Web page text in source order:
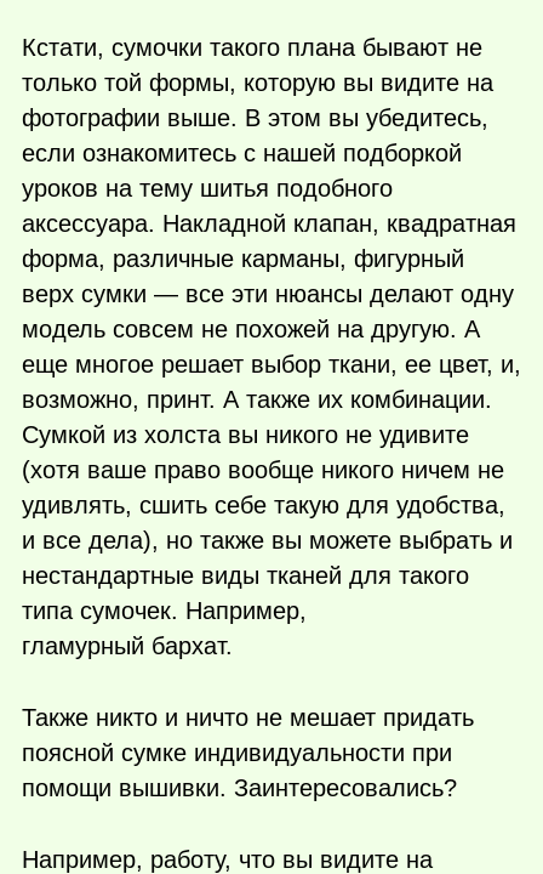
Кстати, сумочки такого плана бывают не
только той формы, которую вы видите на
фотографии выше. В этом вы убедитесь,
если ознакомитесь с нашей подборкой
уроков на тему шитья подобного
аксессуара. Накладной клапан, квадратная
форма, различные карманы, фигурный
верх сумки — все эти нюансы делают одну
модель совсем не похожей на другую. А
еще многое решает выбор ткани, ее цвет, и,
возможно, принт. А также их комбинации.
Сумкой из холста вы никого не удивите
(хотя ваше право вообще никого ничем не
удивлять, сшить себе такую для удобства,
и все дела), но также вы можете выбрать и
нестандартные виды тканей для такого
типа сумочек. Например,
гламурный бархат.
Также никто и ничто не мешает придать
поясной сумке индивидуальности при
помощи вышивки. Заинтересовались?
Например, работу, что вы видите на